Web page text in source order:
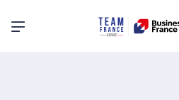
Menu principal